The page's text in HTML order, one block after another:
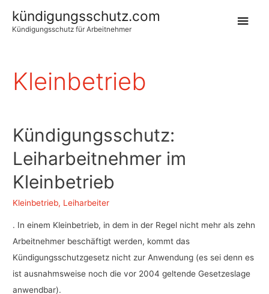
kündigungsschutz.com
Kündigungsschutz für Arbeitnehmer
Kleinbetrieb
Kündigungsschutz:
Leiharbeitnehmer im
Kleinbetrieb
Kleinbetrieb, Leiharbeiter
. In einem Kleinbetrieb, in dem in der Regel nicht mehr als zehn
Arbeitnehmer beschäftigt werden, kommt das
Kündigungsschutzgesetz nicht zur Anwendung (es sei denn es
ist ausnahmsweise noch die vor 2004 geltende Gesetzeslage
anwendbar).